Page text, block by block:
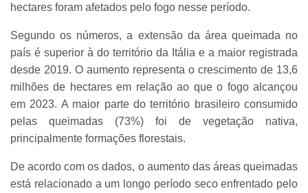
hectares foram afetados pelo fogo nesse período.
Segundo os números, a extensão da área queimada no
país é superior à do território da Itália e a maior registrada
desde 2019. O aumento representa o crescimento de 13,6
milhões de hectares em relação ao que o fogo alcançou
em 2023. A maior parte do território brasileiro consumido
pelas queimadas (73%) foi de vegetação nativa,
principalmente formações florestais.
De acordo com os dados, o aumento das áreas queimadas
está relacionado a um longo período seco enfrentado pelo